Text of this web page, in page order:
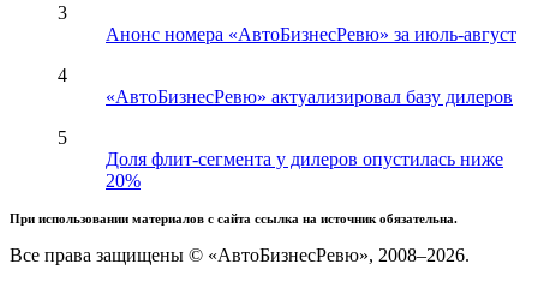
3
Анонс номера «АвтоБизнесРевю» за июль-август
4
«АвтоБизнесРевю» актуализировал базу дилеров
5
Доля флит-сегмента у дилеров опустилась ниже
20%
При использовании материалов с сайта ссылка на источник обязательна.
Все права защищены © «АвтоБизнесРевю», 2008–2026.